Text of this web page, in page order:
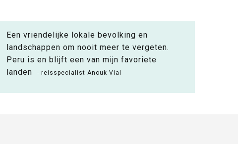
Een vriendelijke lokale bevolking en
landschappen om nooit meer te vergeten.
Peru is en blijft een van mijn favoriete
landen
- reisspecialist Anouk Vial